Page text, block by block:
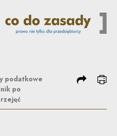
podatkowe
po
podziel się